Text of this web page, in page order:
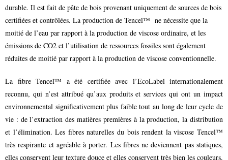
durable. Il est fait de pâte de bois provenant uniquement de sources de bois
certifiées et contrôlées. La production de Tencel™ ne nécessite que la
moitié de l’eau par rapport à la production de viscose ordinaire, et les
émissions de CO2 et l’utilisation de ressources fossiles sont également
réduites de moitié par rapport à la production de viscose conventionnelle.
La fibre Tencel™ a été certifiée avec l’EcoLabel internationalement
reconnu, qui n’est attribué qu’aux produits et services qui ont un impact
environnemental significativement plus faible tout au long de leur cycle de
vie : de l’extraction des matières premières à la production, la distribution
et l’élimination. Les fibres naturelles du bois rendent la viscose Tencel™
très respirante et agréable à porter. Les fibres ne deviennent pas statiques,
elles conservent leur texture douce et elles conservent très bien les couleurs.